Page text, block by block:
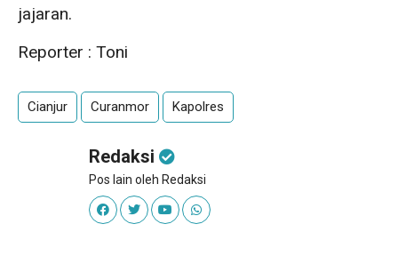
jajaran.
Reporter : Toni
Cianjur Curanmor Kapolres
Redaksi
Pos lain oleh Redaksi